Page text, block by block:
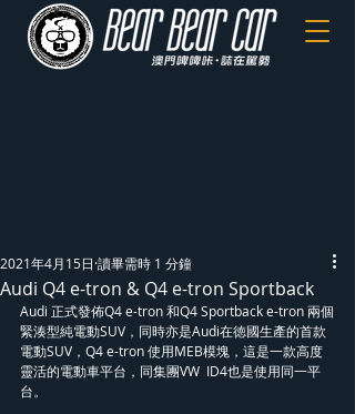
Audi Q4 e-tron & Q4 e-tron Sportback
2021年4月15日 讀畢需時 1 分鐘
Audi 正式發佈Q4 e-tron 和Q4 Sportback e-tron 兩個
緊湊型純電動SUV，同時亦是Audi在徳國生產的首款
電動SUV，Q4 e-tron 使用MEB模塊，這是一款高度
靈活的電動車平台，同集團VW  ID4也是使用同一平
台。